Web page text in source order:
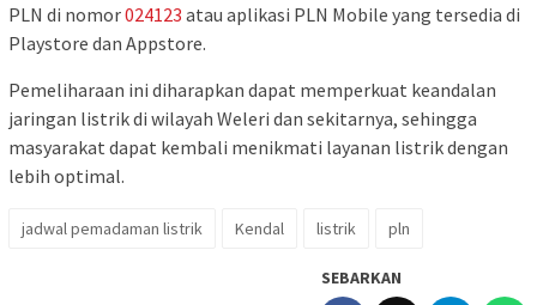
PLN di nomor024123 atau aplikasi PLN Mobile yang tersedia di
Playstore dan Appstore.
Pemeliharaan ini diharapkan dapat memperkuat keandalan
jaringan listrik di wilayah Weleri dan sekitarnya, sehingga
masyarakat dapat kembali menikmati layanan listrik dengan
lebih optimal.
jadwal pemadaman listrik Kendal listrik pln
SEBARKAN